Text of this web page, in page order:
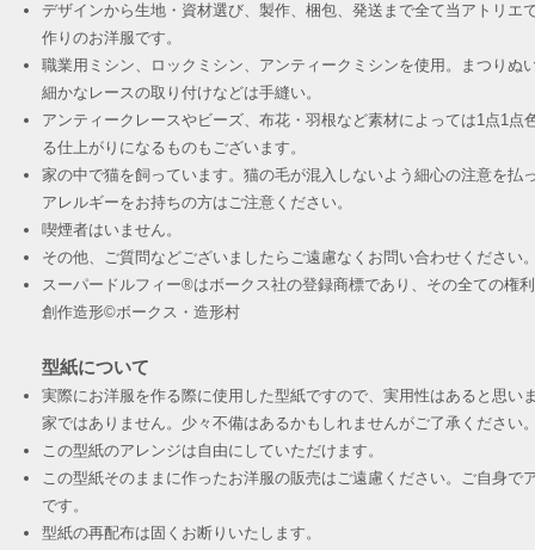
デザインから生地・資材選び、製作、梱包、発送まで全て当アトリエ
作りのお洋服です。
職業用ミシン、ロックミシン、アンティークミシンを使用。まつりぬ
細かなレースの取り付けなどは手縫い。
アンティークレースやビーズ、布花・羽根など素材によっては1点1点
る仕上がりになるものもございます。
家の中で猫を飼っています。猫の毛が混入しないよう細心の注意を払
アレルギーをお持ちの方はご注意ください。
喫煙者はいません。
その他、ご質問などございましたらご遠慮なくお問い合わせください
スーパードルフィー®︎はボークス社の登録商標であり、その全ての権
創作造形©︎ボークス・造形村
型紙について
実際にお洋服を作る際に使用した型紙ですので、実用性はあると思い
家ではありません。少々不備はあるかもしれませんがご了承ください
この型紙のアレンジは自由にしていただけます。
この型紙そのままに作ったお洋服の販売はご遠慮ください。ご自身で
です。
​型紙の再配布は固くお断りいたします。